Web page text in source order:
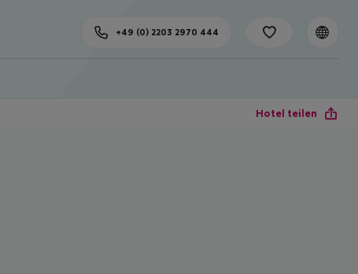
+49 (0) 2203 2970 444
Hotel teilen